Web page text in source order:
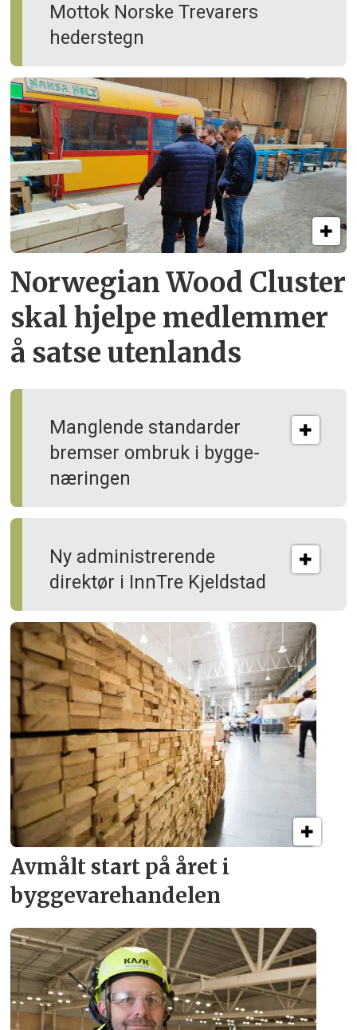
Mottok Norske Trevarers
hederstegn
Norwegian Wood Cluster
skal hjelpe medlemmer
å satse utenlands
Manglende standarder
bremser ombruk i bygge­
næringen
Ny administrerende
direktør i InnTre Kjeldstad
Avmålt start på året i
byggevare­handelen